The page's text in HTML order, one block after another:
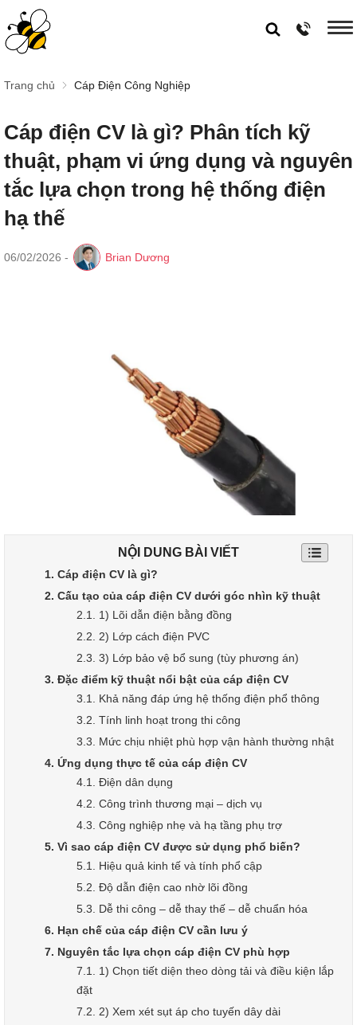
Trang chủ Cáp Điện Công Nghiệp
Cáp điện CV là gì? Phân tích kỹ
thuật, phạm vi ứng dụng và nguyên
tắc lựa chọn trong hệ thống điện
hạ thế
06/02/2026 - Brian Dương
NỘI DUNG BÀI VIẾT
1. Cáp điện CV là gì?
2. Cấu tạo của cáp điện CV dưới góc nhìn kỹ thuật
2.1. 1) Lõi dẫn điện bằng đồng
2.2. 2) Lớp cách điện PVC
2.3. 3) Lớp bảo vệ bổ sung (tùy phương án)
3. Đặc điểm kỹ thuật nổi bật của cáp điện CV
3.1. Khả năng đáp ứng hệ thống điện phổ thông
3.2. Tính linh hoạt trong thi công
3.3. Mức chịu nhiệt phù hợp vận hành thường nhật
4. Ứng dụng thực tế của cáp điện CV
4.1. Điện dân dụng
4.2. Công trình thương mại – dịch vụ
4.3. Công nghiệp nhẹ và hạ tầng phụ trợ
5. Vì sao cáp điện CV được sử dụng phổ biến?
5.1. Hiệu quả kinh tế và tính phổ cập
5.2. Độ dẫn điện cao nhờ lõi đồng
5.3. Dễ thi công – dễ thay thế – dễ chuẩn hóa
6. Hạn chế của cáp điện CV cần lưu ý
7. Nguyên tắc lựa chọn cáp điện CV phù hợp
7.1. 1) Chọn tiết diện theo dòng tải và điều kiện lắp
đặt
7.2. 2) Xem xét sụt áp cho tuyến dây dài